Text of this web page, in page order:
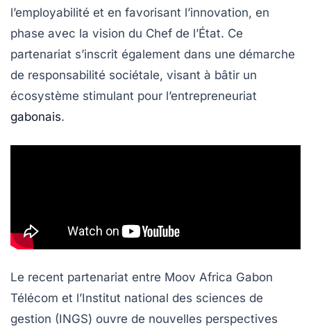
l’employabilité et en favorisant l’innovation, en
phase avec la vision du Chef de l’État. Ce
partenariat s’inscrit également dans une démarche
de responsabilité sociétale, visant à bâtir un
écosystème stimulant pour l’entrepreneuriat
gabonais.
Le recent partenariat entre Moov Africa Gabon
Télécom et l’Institut national des sciences de
gestion (INGS) ouvre de nouvelles perspectives